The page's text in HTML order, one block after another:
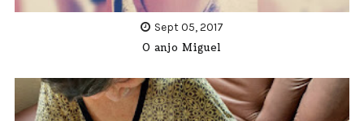
Sept 05, 2017
O anjo Miguel